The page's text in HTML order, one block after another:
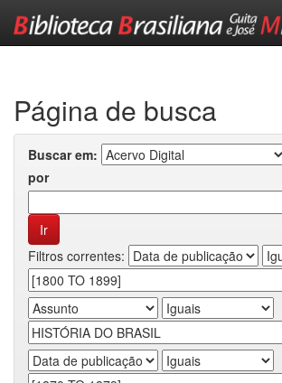
Página de busca
Buscar em:
por
Filtros correntes: